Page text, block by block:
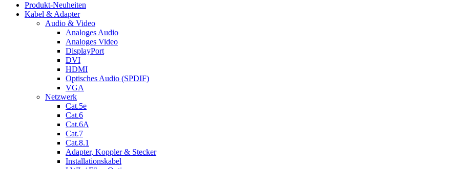
Produkt-Neuheiten
Kabel & Adapter
Audio & Video
Analoges Audio
Analoges Video
DisplayPort
DVI
HDMI
Optisches Audio (SPDIF)
VGA
Netzwerk
Cat.5e
Cat.6
Cat.6A
Cat.7
Cat.8.1
Adapter, Koppler & Stecker
Installationskabel